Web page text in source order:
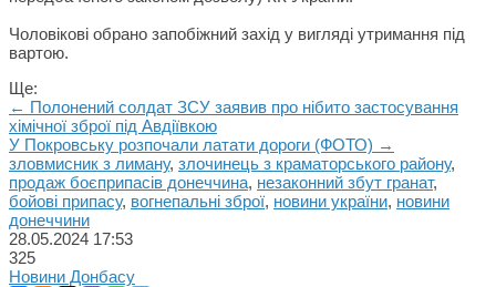
Чоловікові обрано запобіжний захід у вигляді утримання під
вартою.
Ще:
← Полонений солдат ЗСУ заявив про нібито застосування
хімічної зброї під Авдіївкою
У Покровську розпочали латати дороги (ФОТО) →
зловмисник з лиману, злочинець з краматорського району,
продаж боєприпасів донеччина, незаконний збут гранат,
бойові припасу, вогнепальні зброї, новини україни, новини
донеччини
28.05.2024 17:53
325
Новини Донбасу